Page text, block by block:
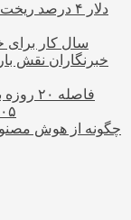
۴۸ سال کار
خبرنگاران نقش
۱۴۰۵ به
چگونه از هوش